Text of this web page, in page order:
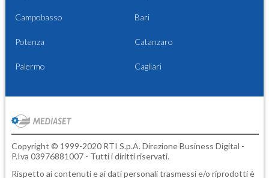
Campobasso Bari
Potenza Catanzaro
Palermo Cagliari
Copyright © 1999-2020 RTI S.p.A. Direzione Business Digital -
P.Iva 03976881007 - Tutti i diritti riservati.
Rispetto ai contenuti e ai dati personali trasmessi e/o riprodotti è